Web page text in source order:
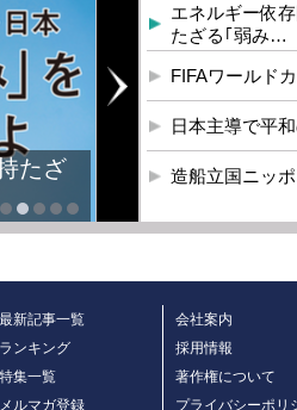
たざ
エネルギー依
たざる｢弱み…
FIFAワールド
日本主導で平
造船立国ニッ
最新記事一覧
ランキング
特集一覧
メルマガ登録
会社案内
採用情報
著作権について
プライバシーポリ